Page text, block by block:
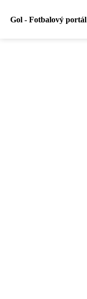
Gol - Fotbalový portál